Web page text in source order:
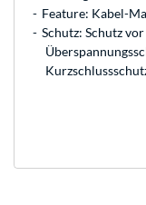
Feature: Kabel-
Schutz: Schutz